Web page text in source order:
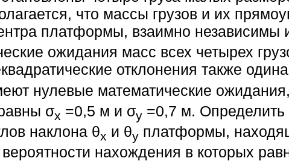
что массы грузов и их
платформы, взаимно независимы
ожидания масс всех четырех
отклонения также
нулевые математические
σх =0,5 м и σу =0,7 м. Определить
наклона θx и θy платформы,
нахождения в которых